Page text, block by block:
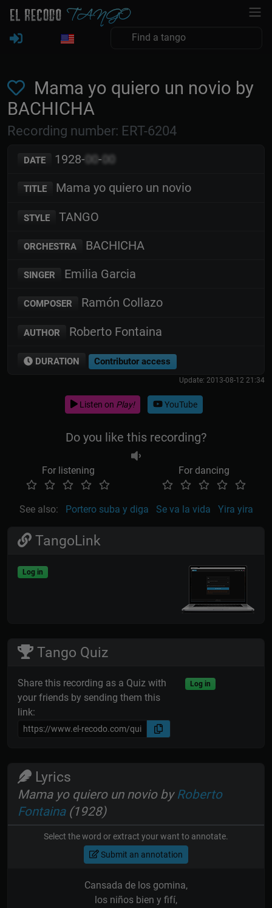
Mama yo quiero un novio by
BACHICHA
Recording number: ERT-6204
DATE 1928-00 -00
TITLE Mama yo quiero un novio
STYLE TANGO
ORCHESTRA BACHICHA
SINGER Emilia Garcia
COMPOSER Ramón Collazo
AUTHOR Roberto Fontaina
DURATION Contributor access
Update: 2013-08-12 21:34
Listen on Play! YouTube
Do you like this recording?
For listening For dancing
See also: Portero suba y diga Se va la vida Yira yira
TangoLink
Log in
Tango Quiz
Share this recording as a Quiz with
your friends by sending them this
link:
Log in
Lyrics
Mama yo quiero un novio by Roberto
Fontaina(1928)
Select the word or extract your want to annotate.
Submit an annotation
Cansada de los gomina,
los niños bien y fifí,